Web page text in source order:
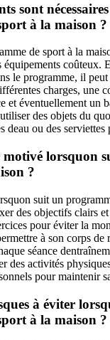
sont
à la maison ?
de sport à la
équipements coûteux.
le programme, il
charges, une
et éventuellement un
des objets du
deau ou des
motivé lorsquon
?
suit un
des objectifs clairs
pour éviter la
à son corps de
séance
des activités
pour maintenir
à éviter
à la maison ?